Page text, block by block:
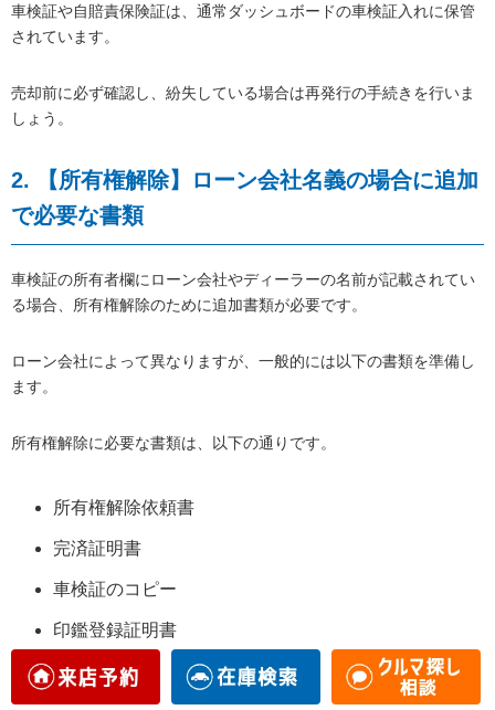
車検証や自賠責保険証は、通常ダッシュボードの車検証入れに保管
されています。
売却前に必ず確認し、紛失している場合は再発行の手続きを行いま
しょう。
2. 【所有権解除】ローン会社名義の場合に追加
で必要な書類
車検証の所有者欄にローン会社やディーラーの名前が記載されてい
る場合、所有権解除のために追加書類が必要です。
ローン会社によって異なりますが、一般的には以下の書類を準備し
ます。
所有権解除に必要な書類は、以下の通りです。
所有権解除依頼書
完済証明書
車検証のコピー
印鑑登録証明書
委任状